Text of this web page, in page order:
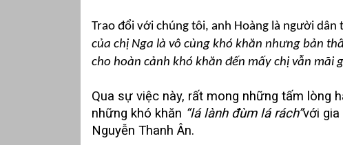
Trao đổi với chúng tôi, anh Hoàng là người dân
của chị Nga là vô cùng khó khăn nhưng bản
cho hoàn cảnh khó khăn đến mấy chị vẫn mãi
Qua sự việc này, rất mong những tấm lòng
những khó khăn “lá lành đùm lá rách”với gia
Nguyễn Thanh Ân.